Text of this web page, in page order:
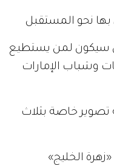
بها نحو المستقبل
سيكون لمن يستطيع
وشباب الإمارات
خاصة بثلاث
الخليج»